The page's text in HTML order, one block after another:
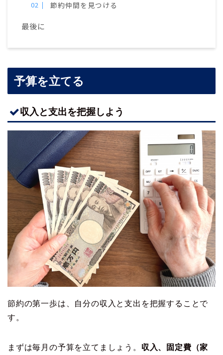
節約仲間を見つける
最後に
予算を立てる
収入と支出を把握しよう
節約の第一歩は、自分の収入と支出を把握することで
す。
まずは毎月の予算を立てましょう。 収入、固定費（家